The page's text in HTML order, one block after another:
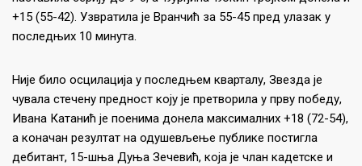
+15 (55-42). Узвратила је Вранчић за 55-45 пред улазак у
последњих 10 минута.
Није било осцилација у последњем кварталу, Звезда је
чувала стечену предност коју је претворила у прву победу,
Ивана Катанић је поенима донела максималних +18 (72-54),
а коначан резултат на одушевљење публике постигла
дебитант, 15-шња Дуња Зечевић, која је члан кадетске и